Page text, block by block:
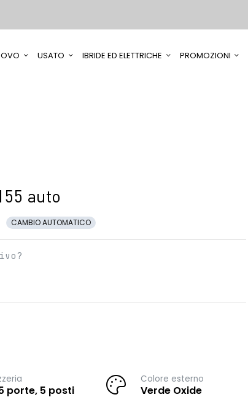
USATO IBRIDE ED ELETTRICHE PROMOZIONI
auto
CAMBIO AUTOMATICO
porte, 5 posti
Colore esterno
Verde Oxide